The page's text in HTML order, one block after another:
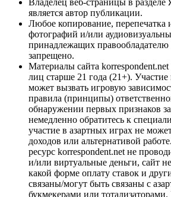
является автор публикации.
Любое копирование, перепечатка
фотографий и/или
принадлежащих правообладателю
запрещено.
Материалы сайта
лиц старше 21 года (21+). Участие
может вызвать игровую
правила (принципы)
обнаружении первых признаков
немедленно обратитесь к
участие в азартных играх не
доходов или альтернативой
ресурс korrespondent.net не
и/или виртуальные деньги, сайт
какой форме оплату ставок и
связаны/могут быть связаны с
букмекерами или